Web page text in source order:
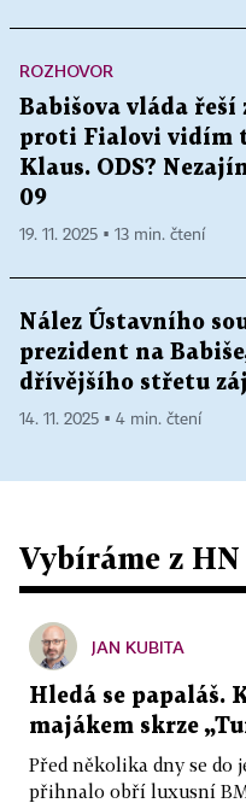
ROZHOVOR
Babišova vláda
proti Fialovi vidím
Klaus. ODS?
09
19. 11. 2025 ▪ 13 min. čtení
Nález Ústavního
prezident na
dřívějšího střetu
14. 11. 2025 ▪ 4 min. čtení
Vybíráme z HN
JAN KUBITA
Hledá se papaláš.
majákem skrze
Před několika dny se do
přihnalo obří luxusní